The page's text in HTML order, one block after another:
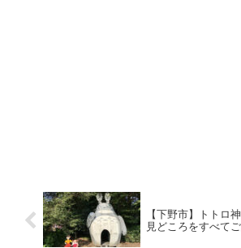
【下野市】トトロ
見どころをすべてご